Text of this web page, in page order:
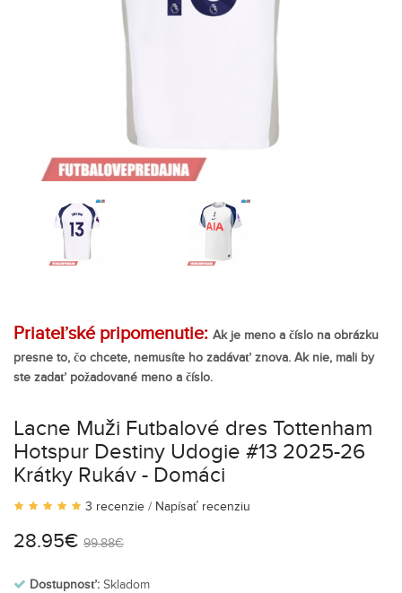
Priateľské pripomenutie: Ak je meno a číslo na obrázku
presne to, čo chcete, nemusíte ho zadávať znova. Ak nie, mali by
ste zadať požadované meno a číslo.
Lacne Muži Futbalové dres Tottenham
Hotspur Destiny Udogie #13 2025-26
Krátky Rukáv - Domáci
3 recenzie / Napísať recenziu
28.95€ 99.88€
Dostupnosť: Skladom